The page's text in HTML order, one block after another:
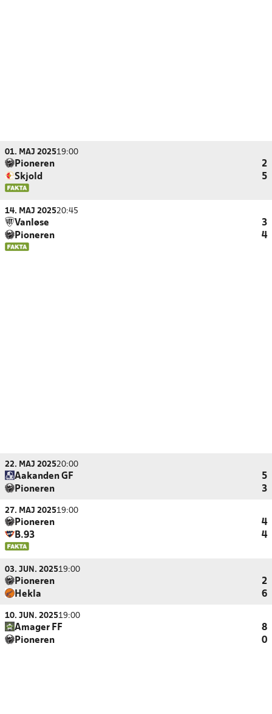
01. MAJ 202519:00
Pioneren
2
Skjold
5
14. MAJ 202520:45
Vanløse
3
Pioneren
4
22. MAJ 202520:00
Aakanden GF
5
Pioneren
3
27. MAJ 202519:00
Pioneren
4
B.93
4
03. JUN. 202519:00
Pioneren
2
Hekla
6
10. JUN. 202519:00
Amager FF
8
Pioneren
0